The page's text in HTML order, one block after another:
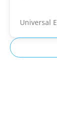
Universal